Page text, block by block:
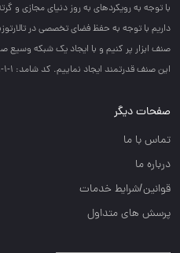
با توجه به رويكردهاي به روز دنياي مجازي و
داريم با توجه به حفظ فضاي تخصصي در
صنف ابزار پر كنيم و با ايجاد يك شبكه وسيع
اين صنف قدرتمند ايجاد نماييم. کد شامد: 1-1-756538-65-0-2
صفحات دیگر
تماس با ما
درباره ما
قوانین/شرایط خدمات
پرسش های متداول